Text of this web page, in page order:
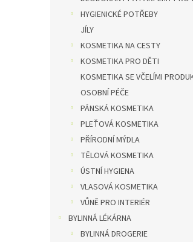
HYGIENICKÉ POTŘEBY
JÍLY
KOSMETIKA NA CESTY
KOSMETIKA PRO DĚTI
KOSMETIKA SE VČELÍMI
OSOBNÍ PÉČE
PÁNSKÁ KOSMETIKA
PLEŤOVÁ KOSMETIKA
PŘÍRODNÍ MÝDLA
TĚLOVÁ KOSMETIKA
ÚSTNÍ HYGIENA
VLASOVÁ KOSMETIKA
VŮNĚ PRO INTERIÉR
BYLINNÁ LÉKÁRNA
BYLINNÁ DROGERIE